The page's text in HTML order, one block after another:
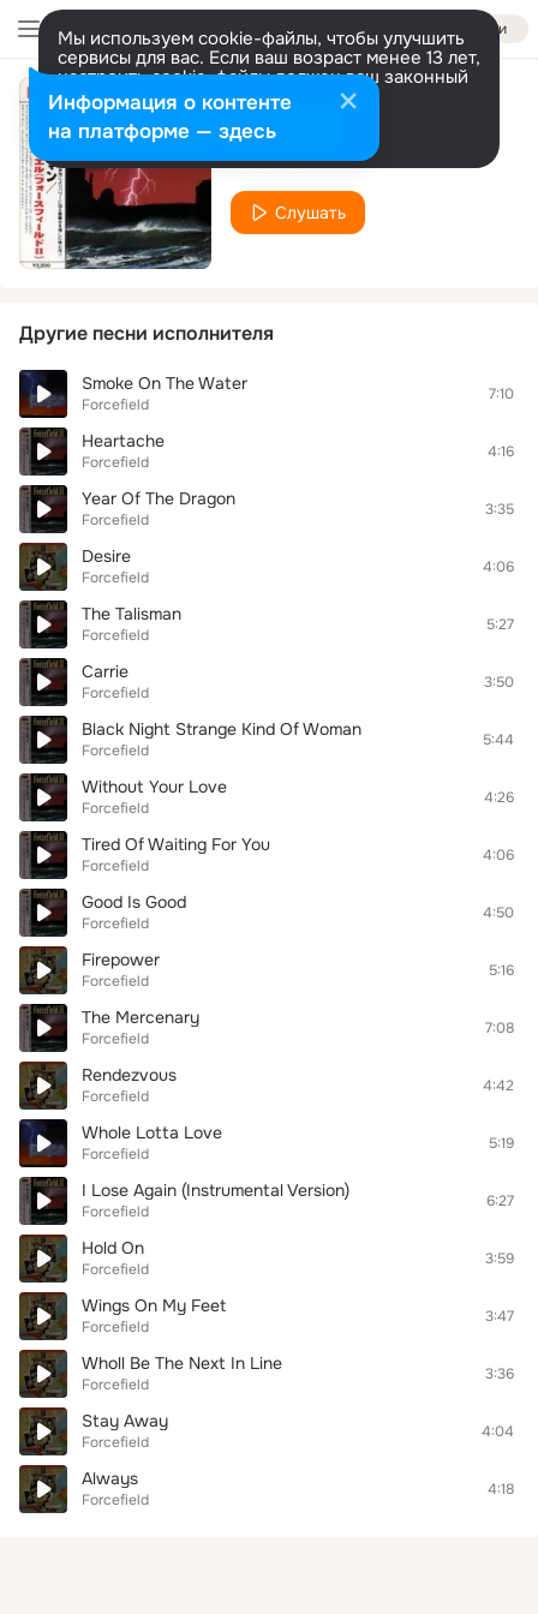
Войти
Мы используем cookie-файлы, чтобы улучшить
сервисы для вас. Если ваш возраст менее 13 лет,
настроить cookie-файлы должен ваш законный
представитель. Больше информации
Разрешить все Настроить
I Lose Again
Forcefield
Слушать
Другие песни исполнителя
Smoke On The Water
Forcefield
7:10
Heartache
Forcefield
4:16
Year Of The Dragon
Forcefield
3:35
Desire
Forcefield
4:06
The Talisman
Forcefield
5:27
Carrie
Forcefield
3:50
Black Night Strange Kind Of Woman
Forcefield
5:44
Without Your Love
Forcefield
4:26
Tired Of Waiting For You
Forcefield
4:06
Good Is Good
Forcefield
4:50
Firepower
Forcefield
5:16
The Mercenary
Forcefield
7:08
Rendezvous
Forcefield
4:42
Whole Lotta Love
Forcefield
5:19
I Lose Again (Instrumental Version)
Forcefield
6:27
Hold On
Forcefield
3:59
Wings On My Feet
Forcefield
3:47
Wholl Be The Next In Line
Forcefield
3:36
Stay Away
Forcefield
4:04
Always
Forcefield
4:18
Информация о контенте
на платформе — здесь